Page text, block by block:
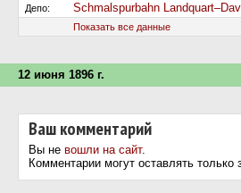
Депо: Schmalspurbahn
Показать все данные
12 июня 1896 г.
Ваш комментарий
Вы не вошли на сайт.
Комментарии могут оставлять только